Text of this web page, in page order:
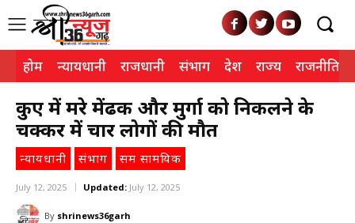
होम न्यायधानी राजधानी संभाग देश राज्य राजनीति
कुएं में मरे मेंढक और मुर्गा को निकलने के
चक्कर में चार लोगों की मौत
न्यायधानी संभाग सम सामयिक
July 12, 2025 Updated: July 12, 2025
By shrinews36garh